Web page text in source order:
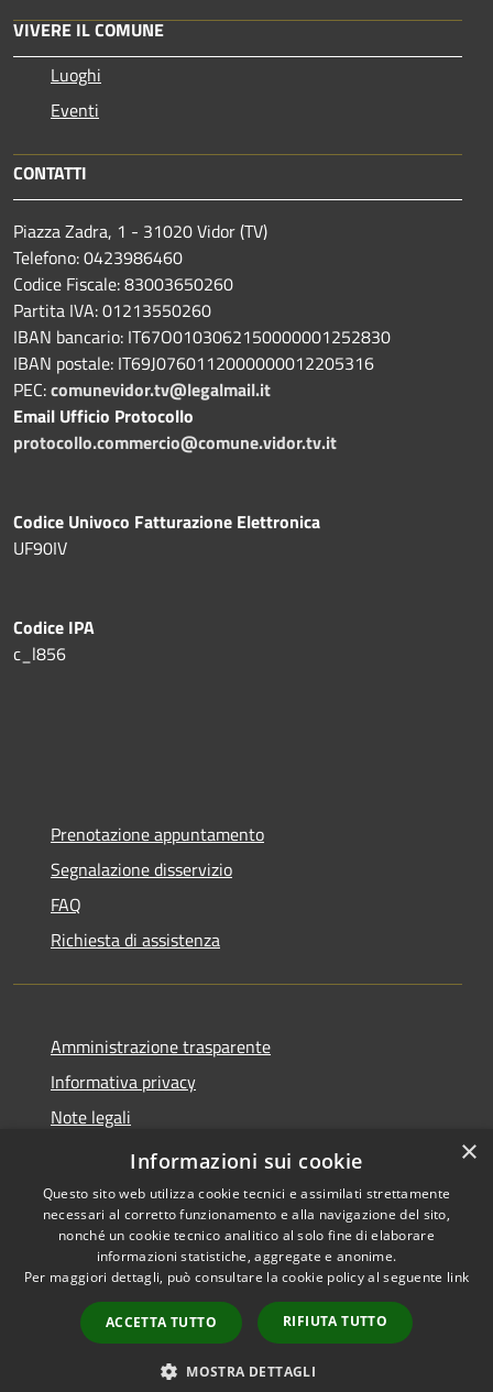
VIVERE IL COMUNE
Luoghi
Eventi
CONTATTI
Piazza Zadra, 1 - 31020 Vidor (TV)
Telefono: 0423986460
Codice Fiscale: 83003650260
Partita IVA: 01213550260
IBAN bancario: IT67O0103062150000001252830
IBAN postale: IT69J0760112000000012205316
PEC:comunevidor.tv@legalmail.it
Email Ufficio Protocollo
protocollo.commercio@comune.vidor.tv.it
Codice Univoco Fatturazione Elettronica
UF90IV
Codice IPA
c_l856
Prenotazione appuntamento
Segnalazione disservizio
FAQ
Richiesta di assistenza
Amministrazione trasparente
Informativa privacy
Note legali
Dichiarazione di accessibilità
Accessibilità
Copyright © 2026 • Comune di
Vidor • Powered by
Municipium•
Accesso
redazione
×
Informazioni sui cookie
Questo sito web utilizza cookie tecnici e assimilati strettamente
necessari al corretto funzionamento e alla navigazione del sito,
nonché un cookie tecnico analitico al solo fine di elaborare
informazioni statistiche, aggregate e anonime.
Per maggiori dettagli, può consultare la cookie policy al seguente link
ACCETTA TUTTO RIFIUTA TUTTO
MOSTRA DETTAGLI